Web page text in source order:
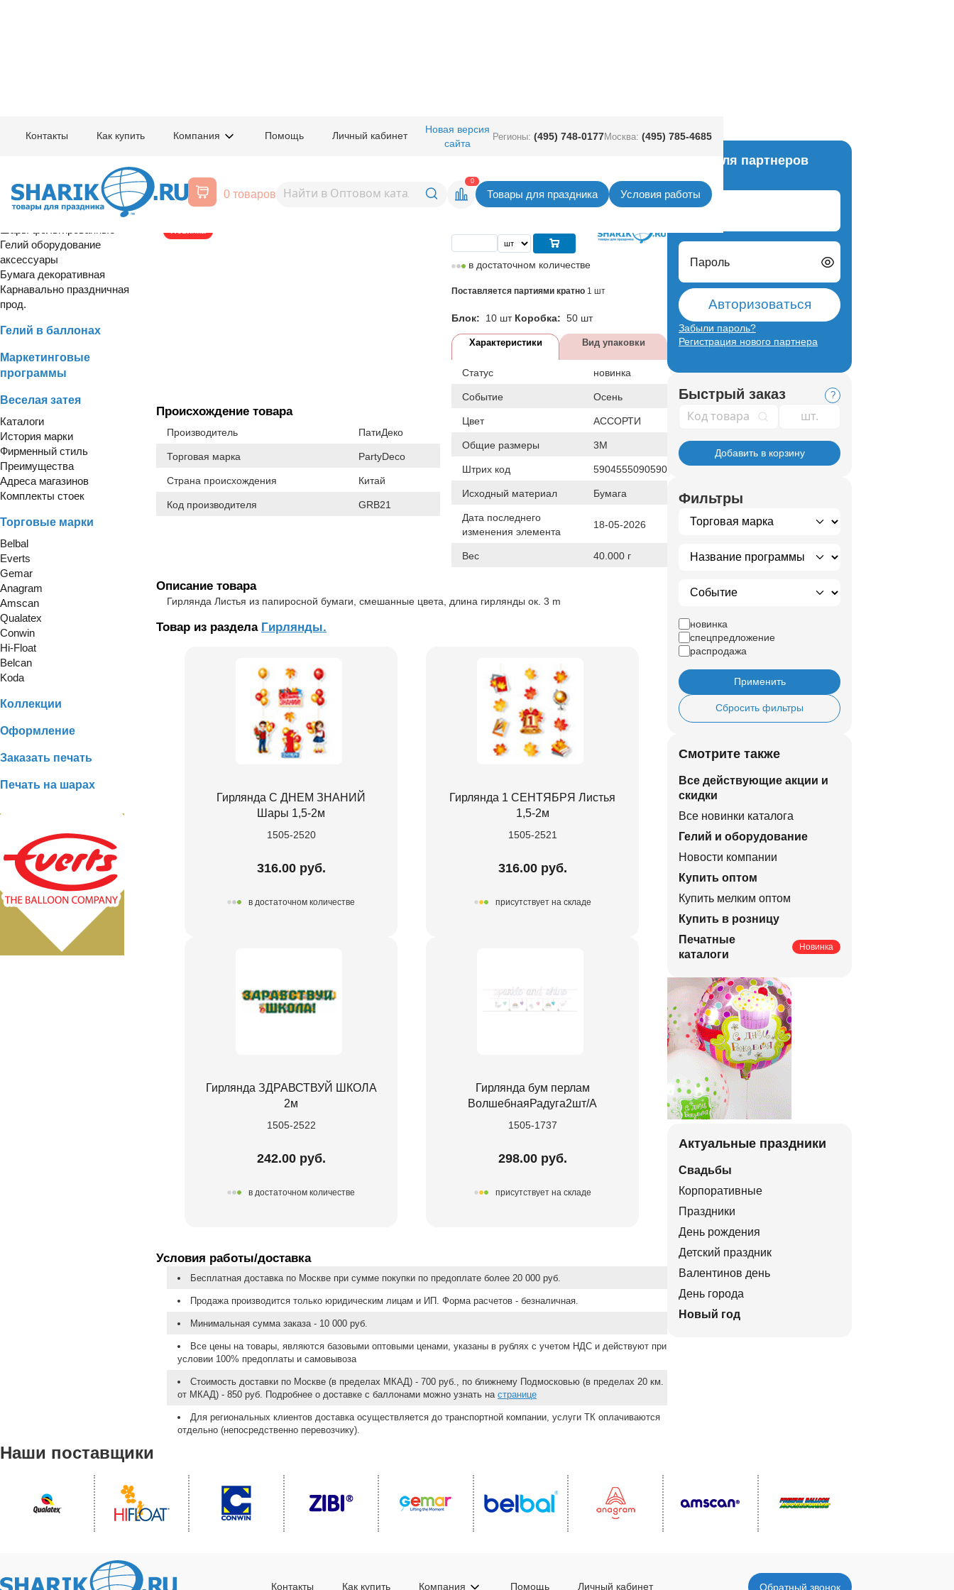
Контакты Как купить Компания Помощь Личный кабинет
Новая версия
сайта
Регионы: (495) 748-0177Москва: (495) 785-4685
0 товаров
0
Товары для праздника Условия работы
Расширенный поиск
Шары латексные
Гелий оборудование
аксессуары
Бумага декоративная
Карнавально праздничная
прод.
Гелий в баллонах
Маркетинговые
программы
Веселая затея
Каталоги
История марки
Фирменный стиль
Преимущества
Адреса магазинов
Комплекты стоек
Торговые марки
Belbal
Everts
Gemar
Anagram
Amscan
Qualatex
Conwin
Hi-Float
Belcan
Koda
Коллекции
Оформление
Заказать печать
Печать на шарах
1505-2512
Гирлянда Кленовые листья бум микс
3м/PD
Новинка
Происхождение товара
Производитель ПатиДеко
Торговая марка PartyDeco
Страна происхождения Китай
Код производителя GRB21
в достаточном количестве
Поставляется партиями кратно 1 шт
Блок: 10 шт Коробка: 50 шт
Характеристики Вид упаковки
Статус новинка
Событие Осень
Цвет АССОРТИ
Общие размеры 3М
Штрих код 5904555090590
Исходный материал Бумага
Дата последнего
изменения элемента
18-05-2026
Вес 40.000 г
Описание товара
Гирлянда Листья из папиросной бумаги, смешанные цвета, длина гирлянды ок. 3 m
Товар из раздела Гирлянды.
Гирлянда С ДНЕМ ЗНАНИЙ
Шары 1,5-2м
1505-2520
316.00 руб.
в достаточном количестве
Гирлянда 1 СЕНТЯБРЯ Листья
1,5-2м
1505-2521
316.00 руб.
присутствует на складе
Гирлянда ЗДРАВСТВУЙ ШКОЛА
2м
1505-2522
242.00 руб.
в достаточном количестве
Гирлянда бум перлам
ВолшебнаяРадуга2шт/А
1505-1737
298.00 руб.
присутствует на складе
Условия работы/доставка
Бесплатная доставка по Москве при сумме покупки по предоплате более 20 000 руб.
Продажа производится только юридическим лицам и ИП. Форма расчетов - безналичная.
Минимальная сумма заказа - 10 000 руб.
Все цены на товары, являются базовыми оптовыми ценами, указаны в рублях с учетом НДС и действуют при
условии 100% предоплаты и самовывоза
Стоимость доставки по Москве (в пределах МКАД) - 700 руб., по ближнему Подмосковью (в пределах 20 км.
от МКАД) - 850 руб. Подробнее о доставке с баллонами можно узнать на странице
Для региональных клиентов доставка осуществляется до транспортной компании, услуги ТК оплачиваются
отдельно (непосредственно перевозчику).
Вход для партнеров
Логин
Пароль
Авторизоваться
Забыли пароль?
Регистрация нового партнера
Быстрый заказ ?
Код товара
Добавить в корзину
Фильтры
новинка
спецпредложение
распродажа
Применить
Сбросить фильтры
Смотрите также
Все действующие акции и
скидки
Все новинки каталога
Гелий и оборудование
Новости компании
Купить оптом
Купить мелким оптом
Купить в розницу
Печатные
каталоги
Новинка
Актуальные праздники
Свадьбы
Корпоративные
Праздники
День рождения
Детский праздник
Валентинов день
День города
Новый год
Наши поставщики
Контакты Как купить Компания Помощь Личный кабинет Обратный звонок